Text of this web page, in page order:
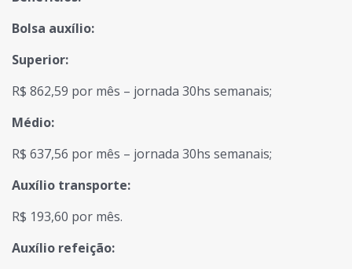
Bolsa auxílio:
Superior:
R$ 862,59 por mês – jornada 30hs semanais;
Médio:
R$ 637,56 por mês – jornada 30hs semanais;
Auxílio transporte:
R$ 193,60 por mês.
Auxílio refeição: